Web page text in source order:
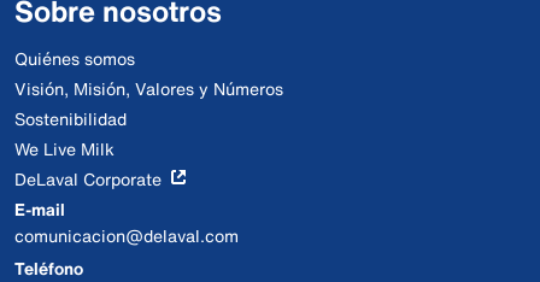
Sobre nosotros
Quiénes somos
Visión, Misión, Valores y Números
Sostenibilidad
We Live Milk
DeLaval Corporate
E-mail
comunicacion@delaval.com
Teléfono